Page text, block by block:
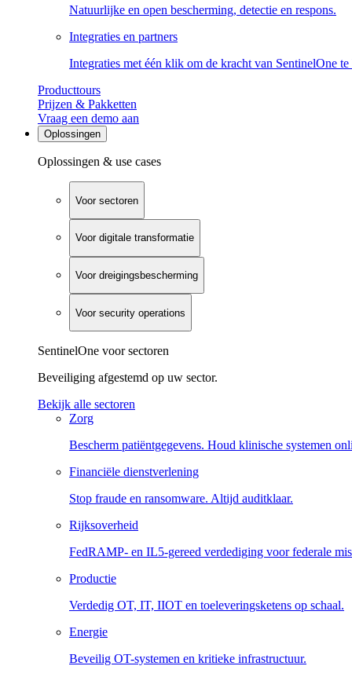
Natuurlijke en open bescherming, detectie en respons.
Integraties en partners
Integraties met één klik om de kracht van SentinelOne te
Producttours
Prijzen & Pakketten
Vraag een demo aan
Oplossingen
Oplossingen & use cases
Voor sectoren
Voor digitale transformatie
Voor dreigingsbescherming
Voor security operations
SentinelOne voor sectoren
Beveiliging afgestemd op uw sector.
Bekijk alle sectoren
Zorg
Bescherm patiëntgegevens. Houd klinische systemen
Financiële dienstverlening
Stop fraude en ransomware. Altijd auditklaar.
Rijksoverheid
FedRAMP- en IL5-gereed verdediging voor federale
Productie
Verdedig OT, IT, IIOT en toeleveringsketens op schaal.
Energie
Beveilig OT-systemen en kritieke infrastructuur.